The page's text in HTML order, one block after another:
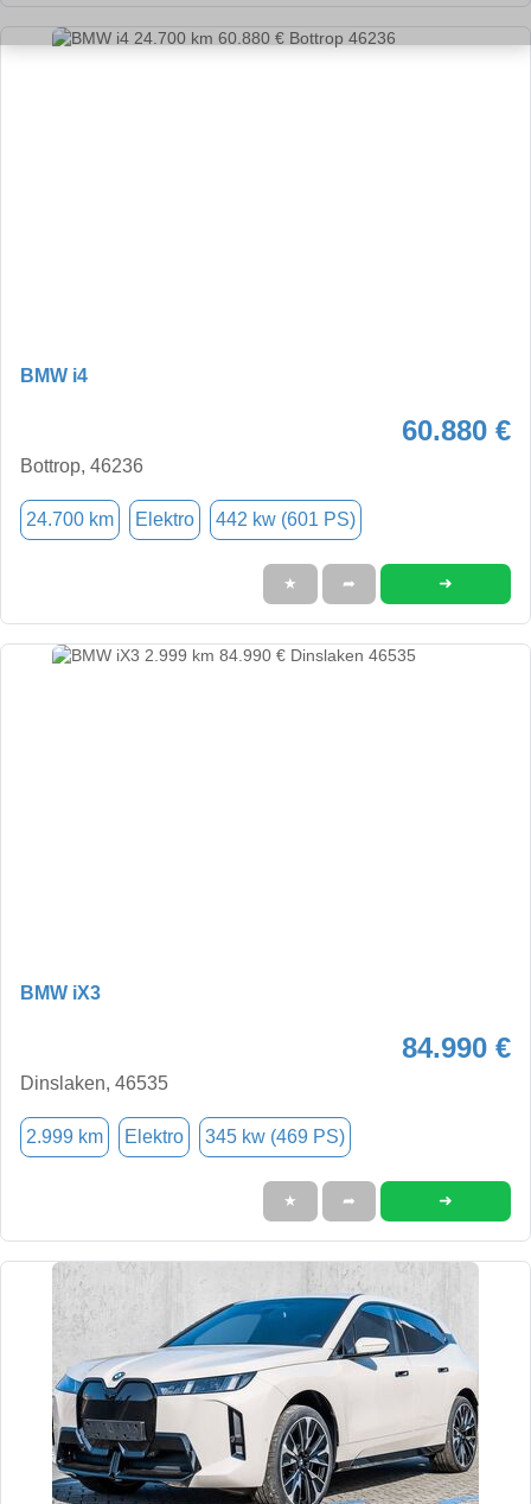
BMW i4
60.880 €
Bottrop, 46236
24.700 km Elektro 442 kw (601 PS)
★ ➦ ➜
BMW iX3
84.990 €
Dinslaken, 46535
2.999 km Elektro 345 kw (469 PS)
★ ➦ ➜